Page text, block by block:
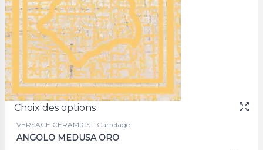
Choix des options
VERSACE CERAMICS - Carrelage
ANGOLO MEDUSA ORO